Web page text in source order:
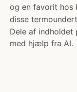
og en favorit hos
disse
Dele af indholdet
med hjælp fra AI.